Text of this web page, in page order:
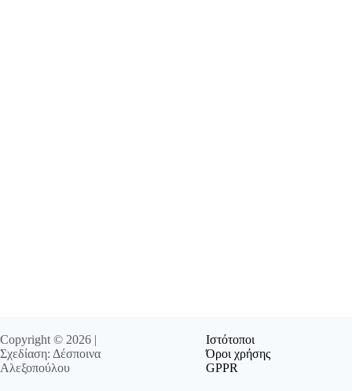
Copyright © 2026 |
Σχεδίαση: Δέσποινα
Αλεξοπούλου
Ιστότοποι
Όροι χρήσης
GPPR